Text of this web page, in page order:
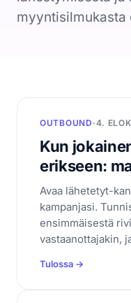
Yritykset, ihmiset ja
Tietosuoja
EU ja yksityisyys
Seuraava siirto
Kertoo mitä tehdä
Resurssit
myyntisilmukasta
OUTBOUND ·4.
Kun
erikseen:
Avaa lähetetyt-
kampanjasi.
ensimmäisestä
vastaanottajakin,
Tulossa →